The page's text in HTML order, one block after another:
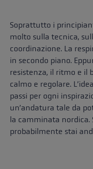
Soprattutto i
molto sulla tecnica,
coordinazione. La
in secondo piano.
resistenza, il ritmo e il
calmo e regolare.
passi per ogni
un’andatura tale da
la camminata nordica.
probabilmente stai